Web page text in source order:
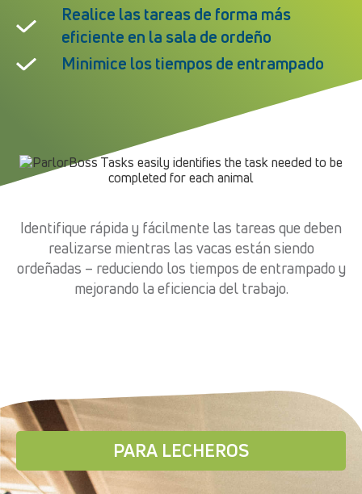
Realice las tareas de forma más
eficiente en la sala de ordeño
Minimice los tiempos de entrampado
Identifique rápida y fácilmente las tareas que deben
realizarse mientras las vacas están siendo
ordeñadas – reduciendo los tiempos de entrampado y
mejorando la eficiencia del trabajo.
PARA LECHEROS